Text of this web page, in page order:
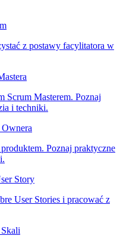
z postawy facylitatora w
Scrum Masterem. Poznaj
i techniki.
Poznaj praktyczne
Story
User Stories i pracować z